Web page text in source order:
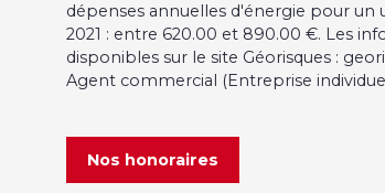
dépenses annuelles d'énergie pour un
2021 : entre 620.00 et 890.00 €. Les
disponibles sur le site Géorisques :
Agent commercial (Entreprise
Nos honoraires